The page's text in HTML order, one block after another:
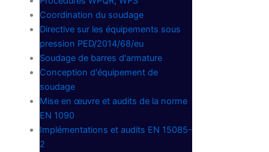
Coordination du soudage
Directive sur les équipements sous
pression PED/2014/68/eu
Soudage de barres d'armature
Conception d'équipement de
soudage
Mise en œuvre et audits de la norme
EN 1090
Implémentations et audits EN 15085-
2